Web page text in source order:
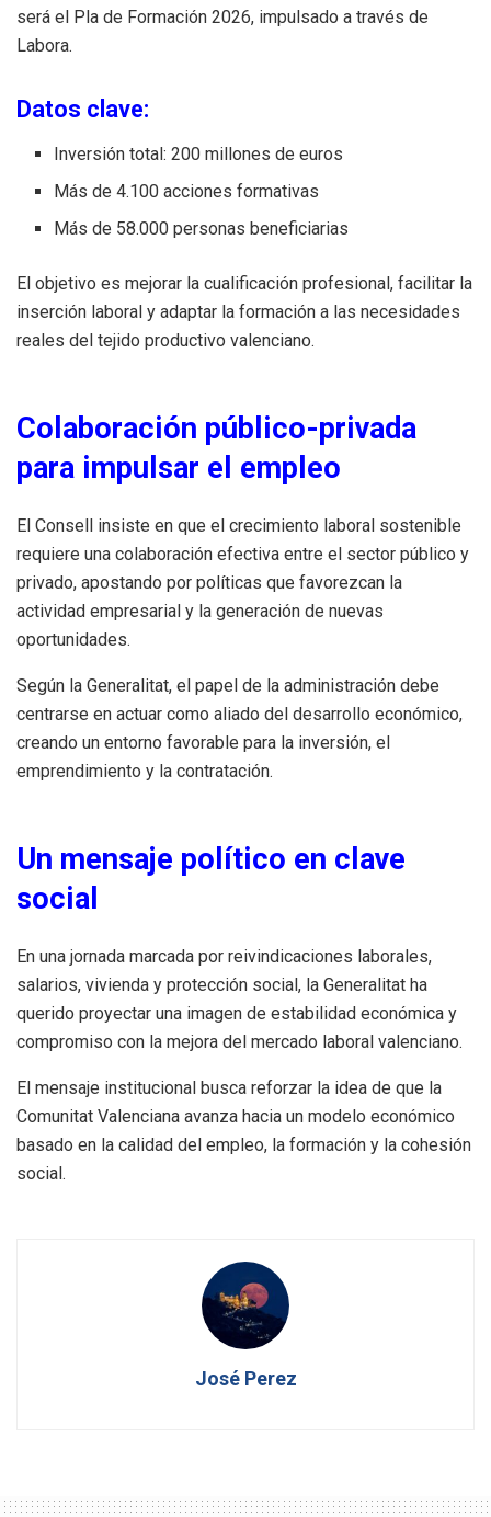
será el Pla de Formación 2026, impulsado a través de
Labora.
Datos clave:
Inversión total: 200 millones de euros
Más de 4.100 acciones formativas
Más de 58.000 personas beneficiarias
El objetivo es mejorar la cualificación profesional, facilitar la
inserción laboral y adaptar la formación a las necesidades
reales del tejido productivo valenciano.
Colaboración público-privada
para impulsar el empleo
El Consell insiste en que el crecimiento laboral sostenible
requiere una colaboración efectiva entre el sector público y
privado, apostando por políticas que favorezcan la
actividad empresarial y la generación de nuevas
oportunidades.
Según la Generalitat, el papel de la administración debe
centrarse en actuar como aliado del desarrollo económico,
creando un entorno favorable para la inversión, el
emprendimiento y la contratación.
Un mensaje político en clave
social
En una jornada marcada por reivindicaciones laborales,
salarios, vivienda y protección social, la Generalitat ha
querido proyectar una imagen de estabilidad económica y
compromiso con la mejora del mercado laboral valenciano.
El mensaje institucional busca reforzar la idea de que la
Comunitat Valenciana avanza hacia un modelo económico
basado en la calidad del empleo, la formación y la cohesión
social.
José Perez